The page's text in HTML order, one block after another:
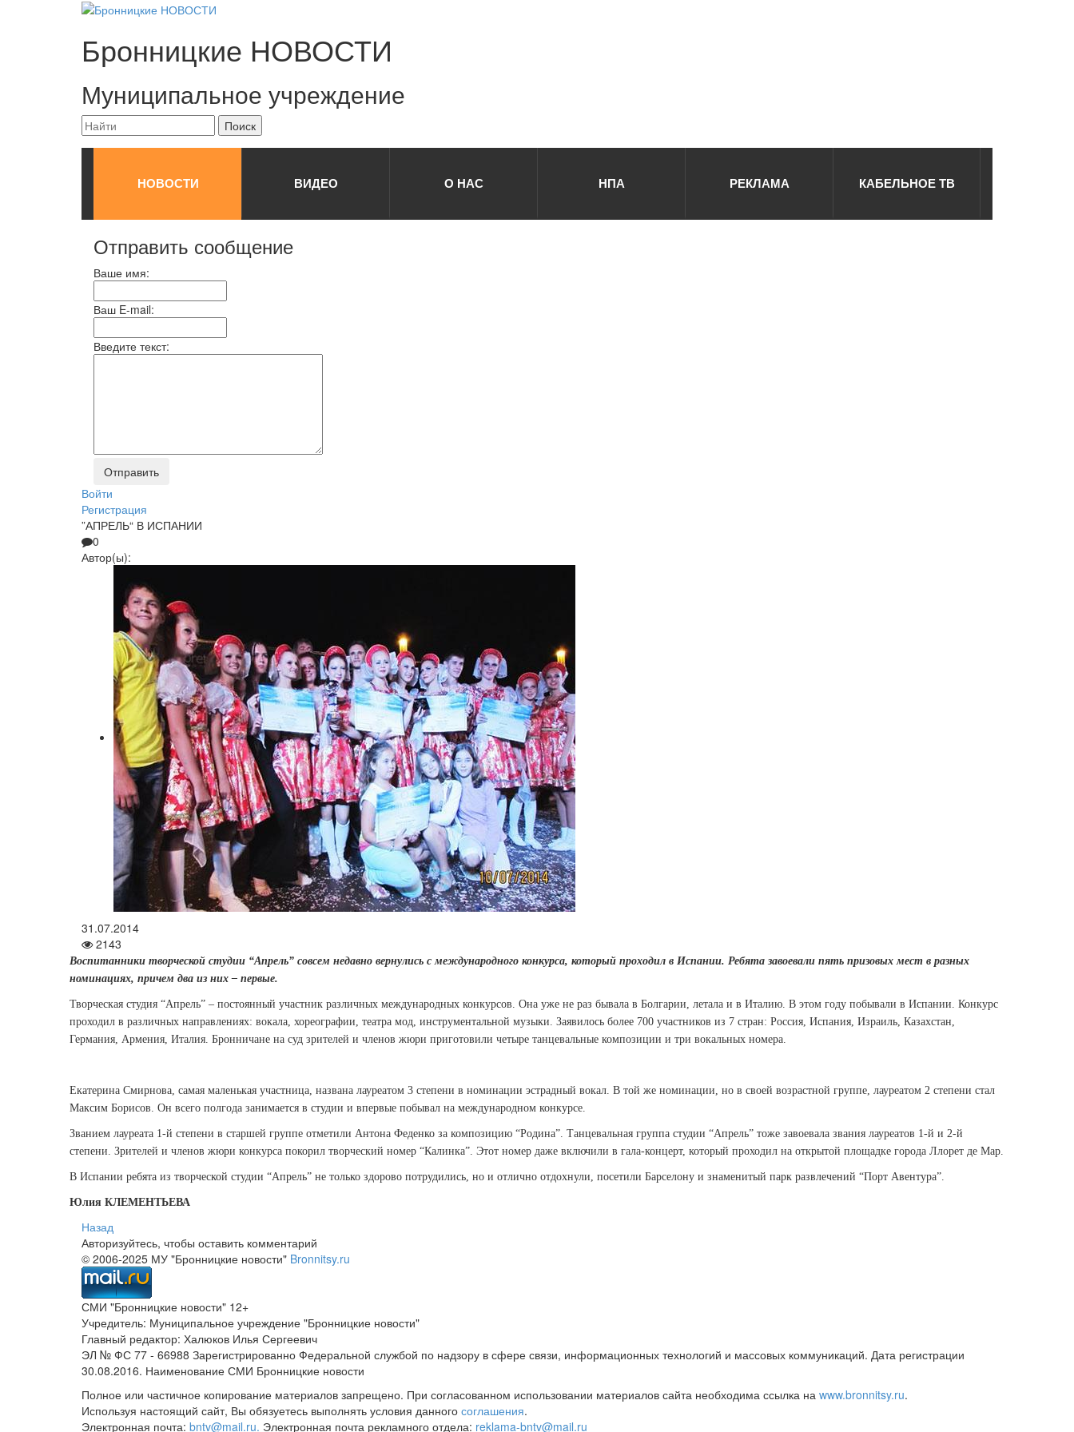
Бронницкие НОВОСТИ
Муниципальное учреждение
НОВОСТИ ВИДЕО О НАС НПА РЕКЛАМА КАБЕЛЬНОЕ ТВ
Отправить сообщение
Ваше имя:
Ваш E-mail:
Введите текст:
Войти
Регистрация
”АПРЕЛЬ“ В ИСПАНИИ
0
Автор(ы):
31.07.2014
2143
Воспитанники творческой студии “Апрель” совсем недавно вернулись с международного конкурса, который проходил в Испании. Ребята завоевали пять призовых мест в разных
номинациях, причем два из них – первые.
Творческая студия “Апрель” – постоянный участник различных международных конкурсов. Она уже не раз бывала в Болгарии, летала и в Италию. В этом году побывали в Испании. Конкурс
проходил в различных направлениях: вокала, хореографии, театра мод, инструментальной музыки. Заявилось более 700 участников из 7 стран: Россия, Испания, Израиль, Казахстан,
Германия, Армения, Италия. Бронничане на суд зрителей и членов жюри приготовили четыре танцевальные композиции и три вокальных номера.
Екатерина Смирнова, самая маленькая участница, названа лауреатом 3 степени в номинации эстрадный вокал. В той же номинации, но в своей возрастной группе, лауреатом 2 степени стал
Максим Борисов. Он всего полгода занимается в студии и впервые побывал на международном конкурсе.
Званием лауреата 1-й степени в старшей группе отметили Антона Феденко за композицию “Родина”. Танцевальная группа студии “Апрель” тоже завоевала звания лауреатов 1-й и 2-й
степени. Зрителей и членов жюри конкурса покорил творческий номер “Калинка”. Этот номер даже включили в гала-концерт, который проходил на открытой площадке города Ллорет де Мар.
В Испании ребята из творческой студии “Апрель” не только здорово потрудились, но и отлично отдохнули, посетили Барсе­лону и знаменитый парк развлечений “Порт Авентура”.
Юлия КЛЕМЕНТЬЕВА
Назад
Авторизуйтесь, чтобы оставить комментарий
© 2006-2025 МУ "Бронницкие новости" Bronnitsy.ru
СМИ "Бронницкие новости" 12+
Учредитель: Муниципальное учреждение "Бронницкие новости"
Главный редактор: Халюков Илья Сергеевич
ЭЛ № ФС 77 - 66988 Зарегистрированно Федеральной службой по надзору в сфере связи, информационных технологий и массовых коммуникаций. Дата регистрации
30.08.2016. Наименование СМИ Бронницкие новости
Полное или частичное копирование материалов запрещено. При согласованном использовании материалов сайта необходима ссылка на www.bronnitsy.ru.
Используя настоящий сайт, Вы обязуетесь выполнять условия данного соглашения.
Электронная почта: bntv@mail.ru. Электронная почта рекламного отдела: reklama-bntv@mail.ru